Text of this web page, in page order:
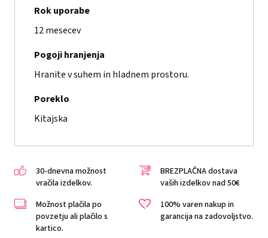
Rok uporabe
12 mesecev
Pogoji hranjenja
Hranite v suhem in hladnem prostoru.
Poreklo
Kitajska
30-dnevna možnost
vračila izdelkov.
BREZPLAČNA dostava
vaših izdelkov nad 50€
Možnost plačila po
povzetju ali plačilo s
kartico.
100% varen nakup in
garancija na zadovoljstvo.